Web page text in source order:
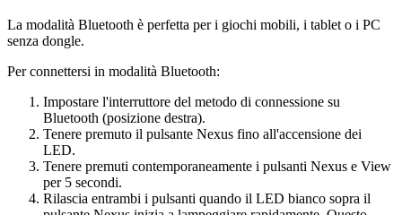
La modalità Bluetooth è perfetta per i giochi mobili, i tablet o i PC
senza dongle.
Per connettersi in modalità Bluetooth:
Impostare l'interruttore del metodo di connessione su
Bluetooth (posizione destra).
Tenere premuto il pulsante Nexus fino all'accensione dei
LED.
Tenere premuti contemporaneamente i pulsanti Nexus e View
per 5 secondi.
Rilascia entrambi i pulsanti quando il LED bianco sopra il